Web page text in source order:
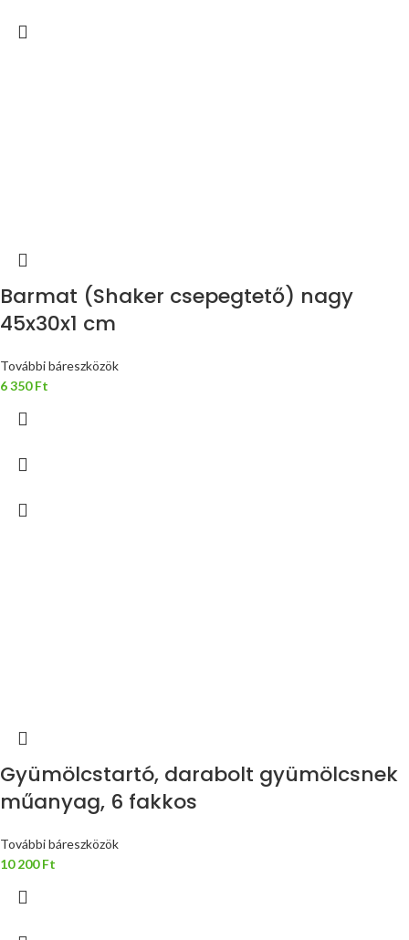
Barmat (Shaker csepegtető) nagy
45x30x1 cm
További báreszközök
6 350Ft
Gyümölcstartó, darabolt gyümölcsnek
műanyag, 6 fakkos
További báreszközök
10 200Ft